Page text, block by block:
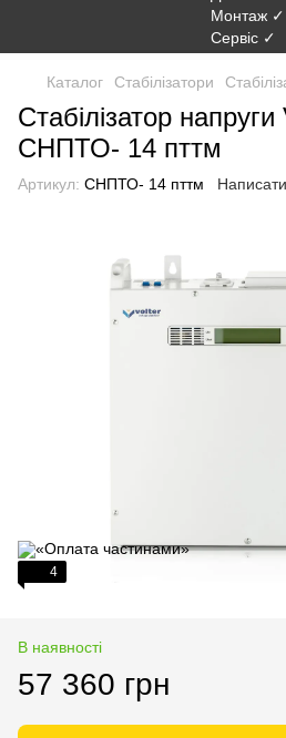
Каталог Стабілізатори
Стабілізатор
СНПТО- 14 пттм
Артикул: СНПТО- 14 пттм Написати
4
В наявності
57 360 грн